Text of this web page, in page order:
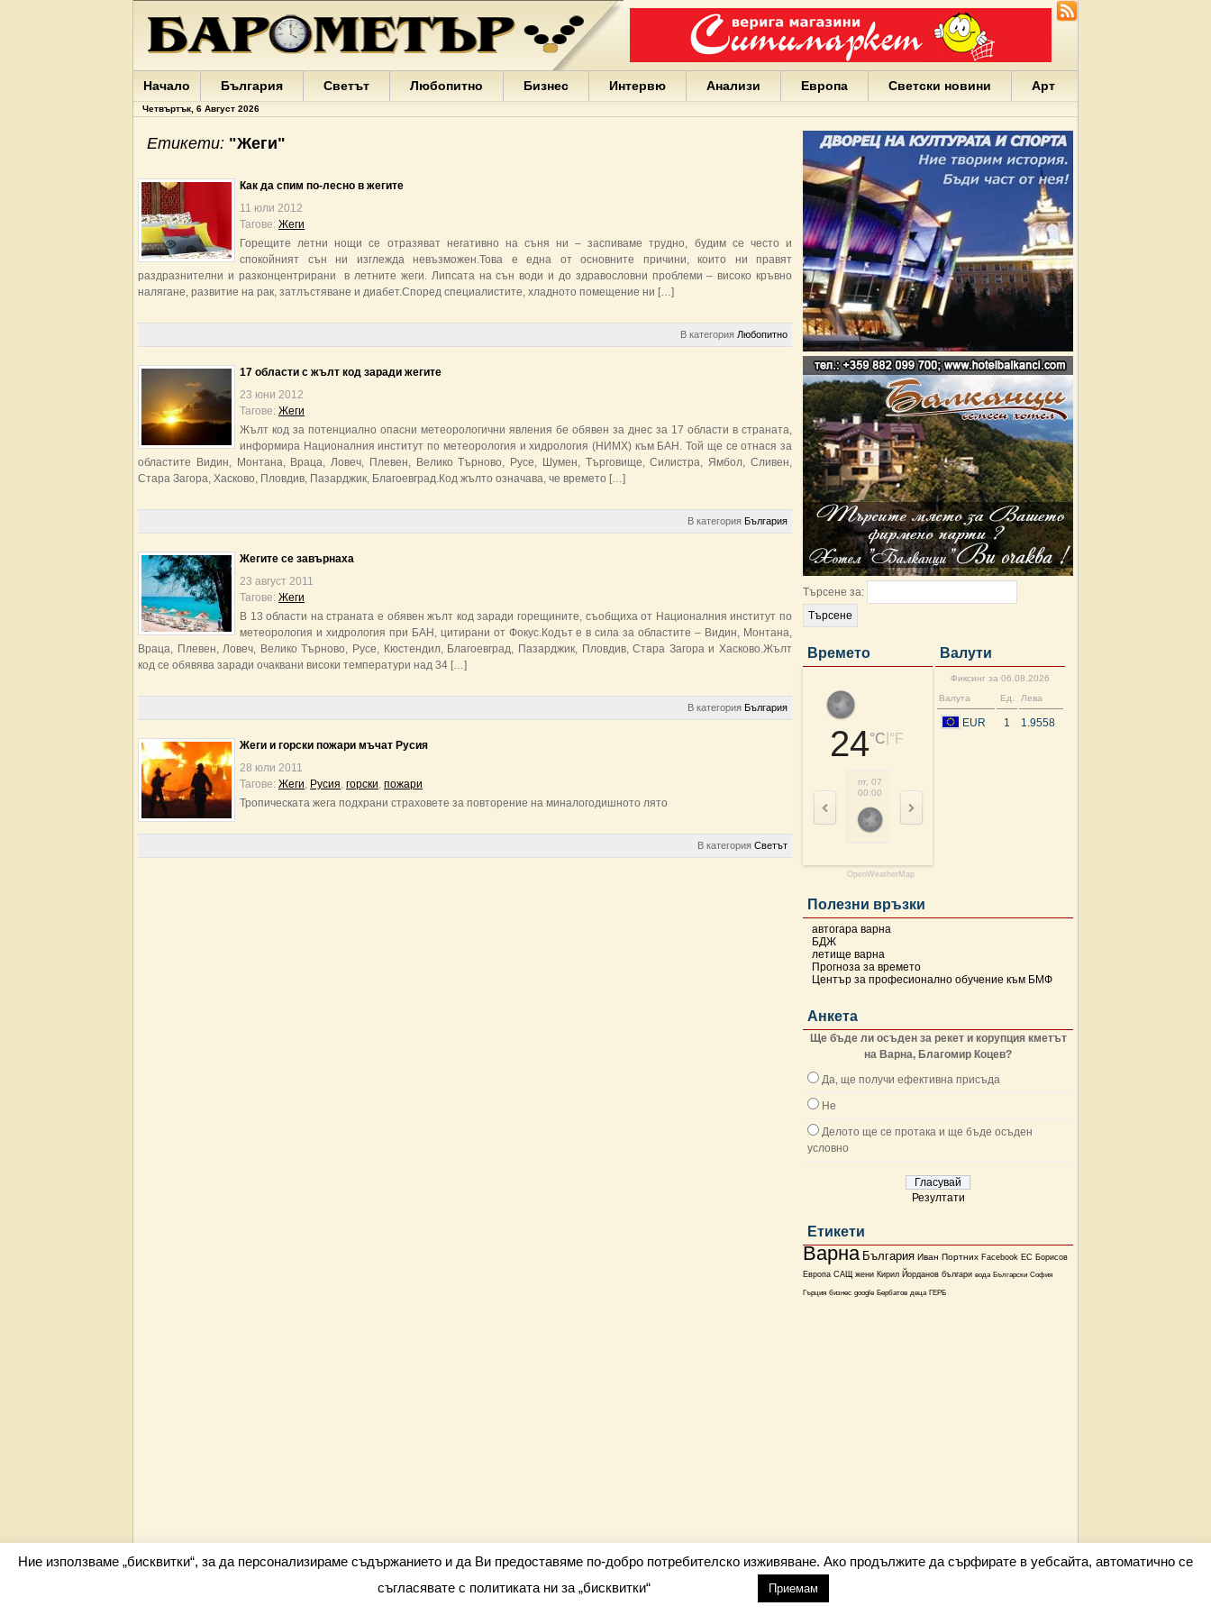
Варна
България
Портних
Facebook
ЕС
Борисов
Европа
Български
София
Гърция
бизнес
google
Бербатов
ГЕРБ
Начало България Светът Любопитно Бизнес Интервю Анализи Европа Светски новини Арт
Четвъртък, 6 Август 2026
Търсене за:
Времето
24°C °F
пт, 07
00:00
03:00
OpenWeatherMap
Валути
Фиксинг за 06.08.2026
Валута
Ед. Лева
EUR 1 1.9558
Полезни връзки
автогара варна
БДЖ
летище варна
Прогноза за времето
Център за професионално обучение към БМФ
Анкета
Ще бъде ли осъден за рекет и корупция кметът
на Варна, Благомир Коцев?
Да, ще получи ефективна присъда
Не
Делото ще се протака и ще бъде осъден
условно
Резултати
Етикети
Варна България Иван Портних Facebook ЕС Борисов
Европа САЩ жени Кирил Йорданов българи вода Български София
Гърция бизнес google Бербатов деца ГЕРБ
Етикети: "Жеги"
Как да спим по-лесно в жегите
11 юли 2012
Тагове: Жеги
Горещите летни нощи се отразяват негативно на съня ни – заспиваме трудно, будим се често и
спокойният сън ни изглежда невъзможен.Това е една от основните причини, които ни правят
раздразнителни и разконцентрирани в летните жеги. Липсата на сън води и до здравословни проблеми – високо кръвно
налягане, развитие на рак, затлъстяване и диабет.Според специалистите, хладното помещение ни […]
В категория Любопитно
17 области с жълт код заради жегите
23 юни 2012
Тагове: Жеги
Жълт код за потенциално опасни метеорологични явления бе обявен за днес за 17 области в страната,
информира Националния институт по метеорология и хидрология (НИМХ) към БАН. Той ще се отнася за
областите Видин, Монтана, Враца, Ловеч, Плевен, Велико Търново, Русе, Шумен, Търговище, Силистра, Ямбол, Сливен,
Стара Загора, Хасково, Пловдив, Пазарджик, Благоевград.Код жълто означава, че времето […]
В категория България
Жегите се завърнаха
23 август 2011
Тагове: Жеги
В 13 области на страната е обявен жълт код заради горещините, съобщиха от Националния институт по
метеорология и хидрология при БАН, цитирани от Фокус.Кодът е в сила за областите – Видин, Монтана,
Враца, Плевен, Ловеч, Велико Търново, Русе, Кюстендил, Благоевград, Пазарджик, Пловдив, Стара Загора и Хасково.Жълт
код се обявява заради очаквани високи температури над 34 […]
В категория България
Жеги и горски пожари мъчат Русия
28 юли 2011
Тагове: Жеги, Русия, горски, пожари
Тропическата жега подхрани страховете за повторение на миналогодишното лято
В категория Светът
Всички права запазени barometar.net © 2026 info@barometar.net
Ние използваме „бисквитки“, за да персонализираме съдържанието и да Ви предоставяме по-добро потребителско изживяване. Ако продължите да сърфирате в уебсайта, автоматично се
съгласявате с политиката ни за „бисквитки“
Приемам